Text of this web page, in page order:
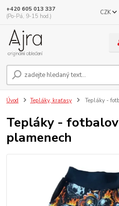
CZK
+420 605 013 337
(Po-Pá, 9-15 hod.)
Úvod Tepláky, kraťasy Tepláky -
Tepláky -
plamenech